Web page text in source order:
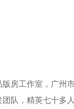
房工作室，广州
队，精英七十多